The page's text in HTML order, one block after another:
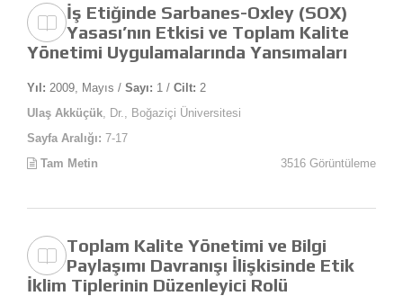
İş Etiğinde Sarbanes-Oxley (SOX)
Yasası’nın Etkisi ve Toplam Kalite
Yönetimi Uygulamalarında Yansımaları
Yıl: 2009, Mayıs / Sayı: 1 / Cilt: 2
Ulaş Akküçük , Dr., Boğaziçi Üniversitesi
Sayfa Aralığı: 7-17
Tam Metin
3516 Görüntüleme
Toplam Kalite Yönetimi ve Bilgi
Paylaşımı Davranışı İlişkisinde Etik
İklim Tiplerinin Düzenleyici Rolü